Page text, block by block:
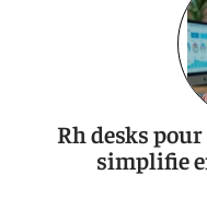
Rh desks
simplifie